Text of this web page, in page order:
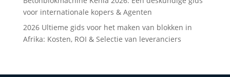
voor internationale kopers & Agenten
2026 Ultieme gids voor het maken van blokken in
Afrika: Kosten, ROI & Selectie van leveranciers